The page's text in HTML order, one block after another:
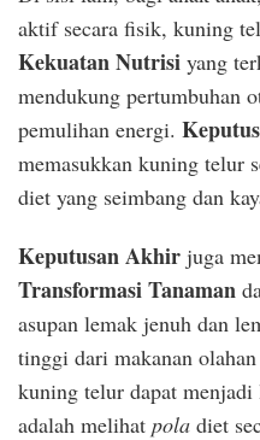
aktif secara fisik, kuning
Kekuatan Nutrisi yang
mendukung pertumbuhan
pemulihan energi.
memasukkan kuning telur
diet yang seimbang dan
Keputusan Akhir juga
Transformasi Tanaman
asupan lemak jenuh dan
tinggi dari makanan
kuning telur dapat
adalah melihat pola diet